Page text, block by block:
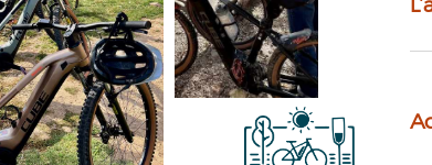
RÉSERVER EN ACCÈS LIBRE